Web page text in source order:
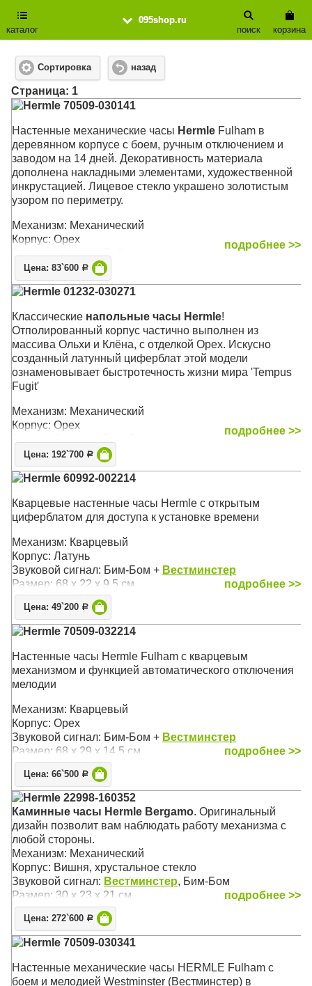
095shop.ru
каталог
корзина
поиск
Сортировка назад
Cтраница: 1
Hermle 70509-030141
Настенные механические часы Hermle Fulham в
деревянном корпусе с боем, ручным отключением и
заводом на 14 дней. Декоративность материала
дополнена накладными элементами, художественной
инкрустацией. Лицевое стекло украшено золотистым
узором по периметру.
Механизм: Механический
Корпус: Орех
Звуковой сигнал: Бой
Размер: 68 х 29 х 14,5 см
подробнее >>
Цена: 83`600 Р
Hermle 01232-030271
Классические напольные часы Hermle!
Отполированный корпус частично выполнен из
массива Ольхи и Клёна, с отделкой Орех. Искусно
созданный латунный циферблат этой модели
ознаменовывает быстротечность жизни мира 'Tempus
Fugit'
Механизм: Механический
Корпус: Орех
Размер: 196 х 48,5 х 25 см
подробнее >>
Цена: 192`700 Р
Hermle 60992-002214
Кварцевые настенные часы Hermle с открытым
циферблатом для доступа к установке времени
Механизм: Кварцевый
Корпус: Латунь
Звуковой сигнал: Бим-Бом + Вестминстер
Размер: 68 х 22 х 9,5 см
подробнее >>
Цена: 49`200 Р
Hermle 70509-032214
Настенные часы Hermle Fulham с кварцевым
механизмом и функцией автоматического отключения
мелодии
Механизм: Кварцевый
Корпус: Орех
Звуковой сигнал: Бим-Бом + Вестминстер
Размер: 68 х 29 х 14,5 см
подробнее >>
Цена: 66`500 Р
Hermle 22998-160352
Каминные часы Hermle Bergamo. Оригинальный
дизайн позволит вам наблюдать работу механизма с
любой стороны.
Механизм: Механический
Корпус: Вишня, хрустальное стекло
Звуковой сигнал: Вестминстер, Бим-Бом
Размер: 30 х 23 х 21 см
подробнее >>
Цена: 272`600 Р
Hermle 70509-030341
Настенные механические часы HERMLE Fulham с
боем и мелодией Westminster (Вестминстер) в